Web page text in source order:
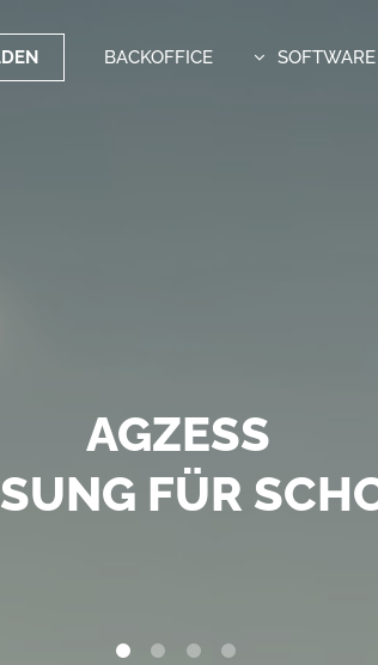
BACKOFFICE SOFTWARE
AGZESS
FÜR
MIT
MIT
0 2